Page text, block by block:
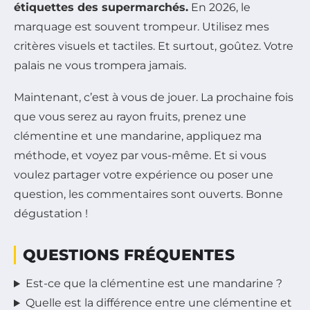
étiquettes des supermarchés. En 2026, le
marquage est souvent trompeur. Utilisez mes
critères visuels et tactiles. Et surtout, goûtez. Votre
palais ne vous trompera jamais.
Maintenant, c’est à vous de jouer. La prochaine fois
que vous serez au rayon fruits, prenez une
clémentine et une mandarine, appliquez ma
méthode, et voyez par vous-même. Et si vous
voulez partager votre expérience ou poser une
question, les commentaires sont ouverts. Bonne
dégustation !
QUESTIONS FRÉQUENTES
Est-ce que la clémentine est une mandarine ?
Quelle est la différence entre une clémentine et